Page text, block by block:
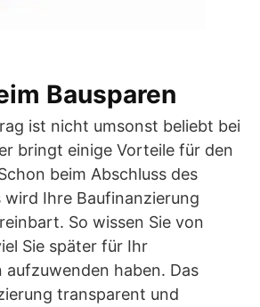
Bausparen
ist nicht umsonst beliebt bei
bringt einige Vorteile für den
beim Abschluss des
Ihre Baufinanzierung
So wissen Sie von
Sie später für Ihr
aufzuwenden haben. Das
transparent und